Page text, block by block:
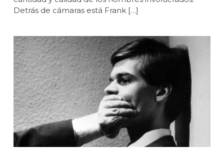
Detrás de cámaras está Frank […]